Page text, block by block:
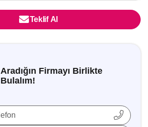
Teklif Al
Aradığın Firmayı Birlikte
Bulalım!